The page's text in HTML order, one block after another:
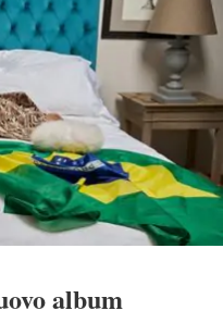
album